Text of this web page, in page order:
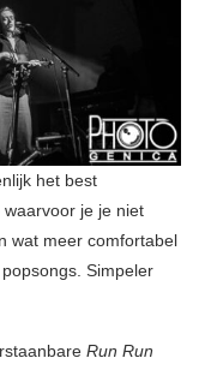
het best
je je niet
wat meer comfortabel
Simpeler
Run Run